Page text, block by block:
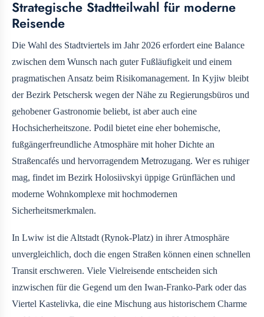
Strategische Stadtteilwahl für moderne
Reisende
Die Wahl des Stadtviertels im Jahr 2026 erfordert eine Balance
zwischen dem Wunsch nach guter Fußläufigkeit und einem
pragmatischen Ansatz beim Risikomanagement. In Kyjiw bleibt
der Bezirk Petschersk wegen der Nähe zu Regierungsbüros und
gehobener Gastronomie beliebt, ist aber auch eine
Hochsicherheitszone. Podil bietet eine eher bohemische,
fußgängerfreundliche Atmosphäre mit hoher Dichte an
Straßencafés und hervorragendem Metrozugang. Wer es ruhiger
mag, findet im Bezirk Holosiivskyi üppige Grünflächen und
moderne Wohnkomplexe mit hochmodernen
Sicherheitsmerkmalen.
In Lwiw ist die Altstadt (Rynok-Platz) in ihrer Atmosphäre
unvergleichlich, doch die engen Straßen können einen schnellen
Transit erschweren. Viele Vielreisende entscheiden sich
inzwischen für die Gegend um den Iwan-Franko-Park oder das
Viertel Kastelivka, die eine Mischung aus historischem Charme